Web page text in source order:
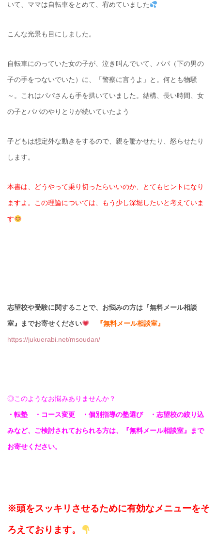
いて、ママは自転車をとめて、宥めていました
こんな光景も目にしました。
自転車にのっていた女の子が、泣き叫んでいて、パパ（下の男の
子の手をつないでいた）に、「警察に言うよ」と。何とも物騒
～。これはパパさんも手を拱いていました。結構、長い時間、女
の子とパパのやりとりが続いていたよう
子どもは想定外な動きをするので、親を驚かせたり、怒らせたり
します。
本書は、どうやって乗り切ったらいいのか、とてもヒントになり
ますよ。この理論については、もう少し深堀したいと考えていま
す
志望校や受験に関することで、お悩みの方は『無料メール相談
室』までお寄せください 『無料メール相談室』
https://jukuerabi.net/msoudan/
◎このようなお悩みありませんか？
・転塾 ・コース変更 ・個別指導の塾選び ・志望校の絞り込
みなど、ご検討されておられる方は、『無料メール相談室』まで
お寄せください。
※頭をスッキリさせるために有効なメニューをそ
ろえております。